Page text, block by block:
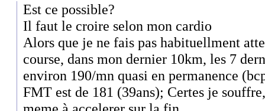
Est ce possible?
Il faut le croire selon mon cardio
Alors que je ne fais pas habituellment
course, dans mon dernier 10km, les 7
environ 190/mn quasi en permanence
FMT est de 181 (39ans); Certes je